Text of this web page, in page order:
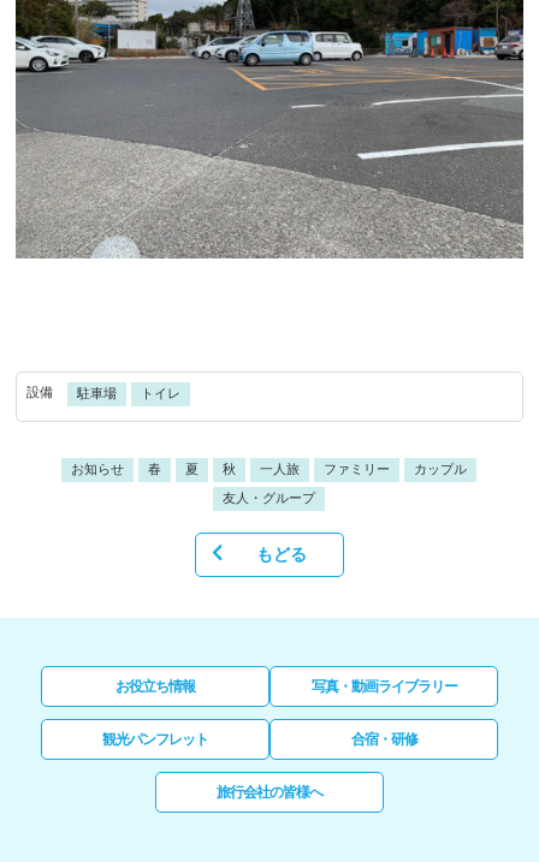
設備 駐車場 トイレ
お知らせ 春 夏 秋 一人旅 ファミリー カップル
友人・グループ
もどる
お役立ち情報 写真・動画ライブラリー
観光パンフレット 合宿・研修
旅行会社の皆様へ